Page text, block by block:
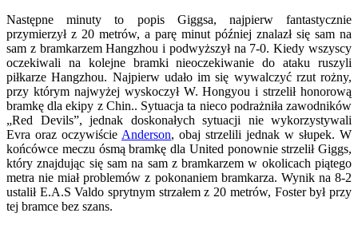
Następne minuty to popis Giggsa, najpierw fantastycznie
przymierzył z 20 metrów, a parę minut później znalazł się sam na
sam z bramkarzem Hangzhou i podwyższył na 7-0. Kiedy wszyscy
oczekiwali na kolejne bramki nieoczekiwanie do ataku ruszyli
piłkarze Hangzhou. Najpierw udało im się wywalczyć rzut rożny,
przy którym najwyżej wyskoczył W. Hongyou i strzelił honorową
bramkę dla ekipy z Chin.. Sytuacja ta nieco podrażniła zawodników
„Red Devils”, jednak doskonałych sytuacji nie wykorzystywali
Evra oraz oczywiście Anderson, obaj strzelili jednak w słupek. W
końcówce meczu ósmą bramkę dla United ponownie strzelił Giggs,
który znajdując się sam na sam z bramkarzem w okolicach piątego
metra nie miał problemów z pokonaniem bramkarza. Wynik na 8-2
ustalił E.A.S Valdo sprytnym strzałem z 20 metrów, Foster był przy
tej bramce bez szans.